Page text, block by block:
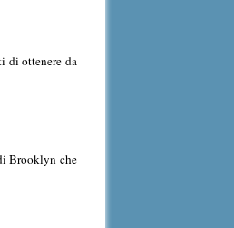
di ottenere da
Brooklyn che